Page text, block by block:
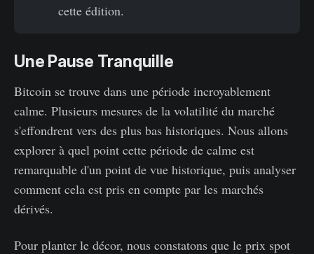
cette édition.
Une Pause Tranquille
Bitcoin se trouve dans une période incroyablement
calme. Plusieurs mesures de la volatilité du marché
s'effondrent vers des plus bas historiques. Nous allons
explorer à quel point cette période de calme est
remarquable d'un point de vue historique, puis analyser
comment cela est pris en compte par les marchés
dérivés.
Pour planter le décor, nous constatons que le prix spot